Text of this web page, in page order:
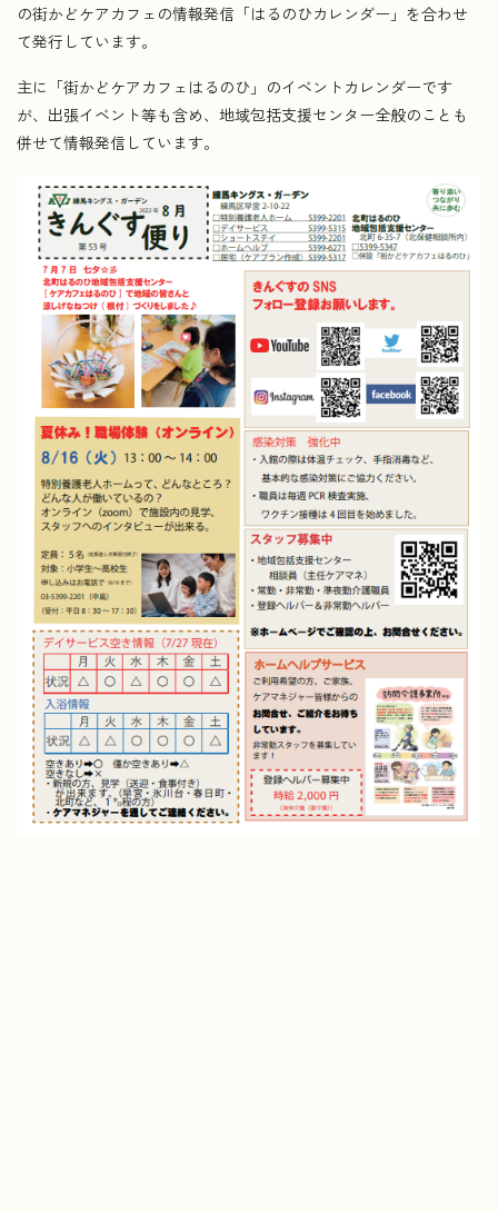
の街かどケアカフェの情報発信「はるのひカレンダー」を合わせ
て発行しています。
主に「街かどケアカフェはるのひ」のイベントカレンダーです
が、出張イベント等も含め、地域包括支援センター全般のことも
併せて情報発信しています。